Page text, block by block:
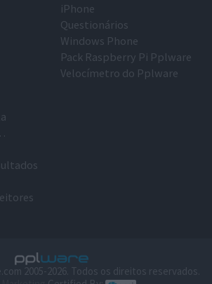
iPhone
Questionários
Windows Phone
Pack Raspberry Pi Pplware
Velocímetro do Pplware
2005-2026. Todos os direitos reservados.